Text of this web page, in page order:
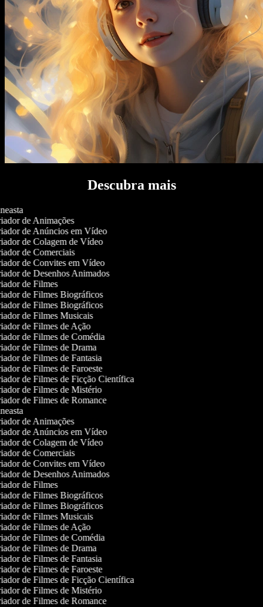
Descubra mais
de Animações
de Anúncios em Vídeo
de Colagem de Vídeo
de Comerciais
de Convites em Vídeo
de Desenhos Animados
de Filmes
de Filmes Biográficos
de Filmes Biográficos
de Filmes Musicais
de Filmes de Ação
de Filmes de Comédia
de Filmes de Drama
de Filmes de Fantasia
de Filmes de Faroeste
de Filmes de Ficção Científica
de Filmes de Mistério
de Filmes de Romance
de Animações
de Anúncios em Vídeo
de Colagem de Vídeo
de Comerciais
de Convites em Vídeo
de Desenhos Animados
de Filmes
de Filmes Biográficos
de Filmes Biográficos
de Filmes Musicais
de Filmes de Ação
de Filmes de Comédia
de Filmes de Drama
de Filmes de Fantasia
de Filmes de Faroeste
de Filmes de Ficção Científica
de Filmes de Mistério
de Filmes de Romance